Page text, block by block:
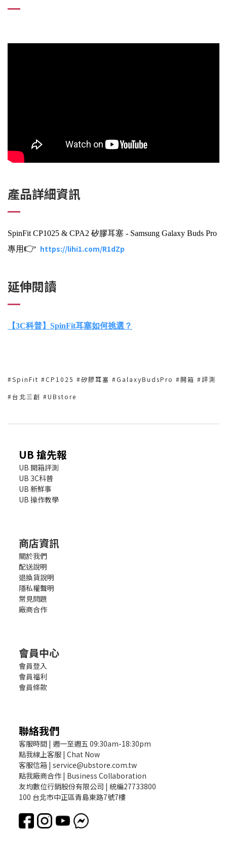
產品詳細資訊
SpinFit CP1025 & CPA2 矽膠耳塞 - Samsung Galaxy Buds Pro
專用 👉 https://lihi1.com/R1dZp
延伸閱讀
【3C科普】SpinFit耳塞如何挑選？
#SpinFit #CP1025 #矽膠耳塞 #GalaxyBudsPro #開箱 #評測
#台北三創 #UBstore
UB 搶先報
UB 開箱評測
UB 3C科普
UB 新鮮事
UB 操作教學
商店資訊
關於我們
配送說明
退換貨說明
隱私權聲明
常見問題
廠商合作
會員中心
會員登入
會員福利
會員條款
聯絡我們
客服時間 | 週一至週五 09:30am-18:30pm
點我線上客服 | Chat Now
客服信箱 | service@ubstore.com.tw
點我廠商合作 | Business Collaboration
友均數位行銷股份有限公司 | 統編27733800
100 台北市中正區青島東路7號7樓